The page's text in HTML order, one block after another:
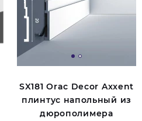
SX181 Orac Decor Axxent
плинтус напольный из
дюрополимера